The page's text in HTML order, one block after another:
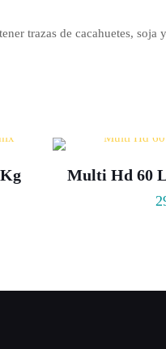
trazas de cacahuetes, soja
Multi Hd 60